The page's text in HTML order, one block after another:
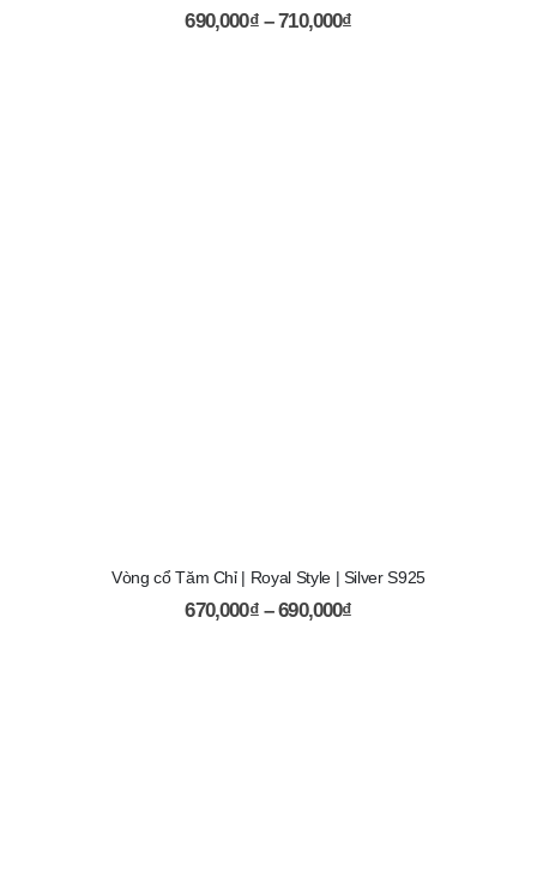
690,000₫ – 710,000₫
Vòng cổ Tăm Chỉ | Royal Style | Silver S925
670,000₫ – 690,000₫